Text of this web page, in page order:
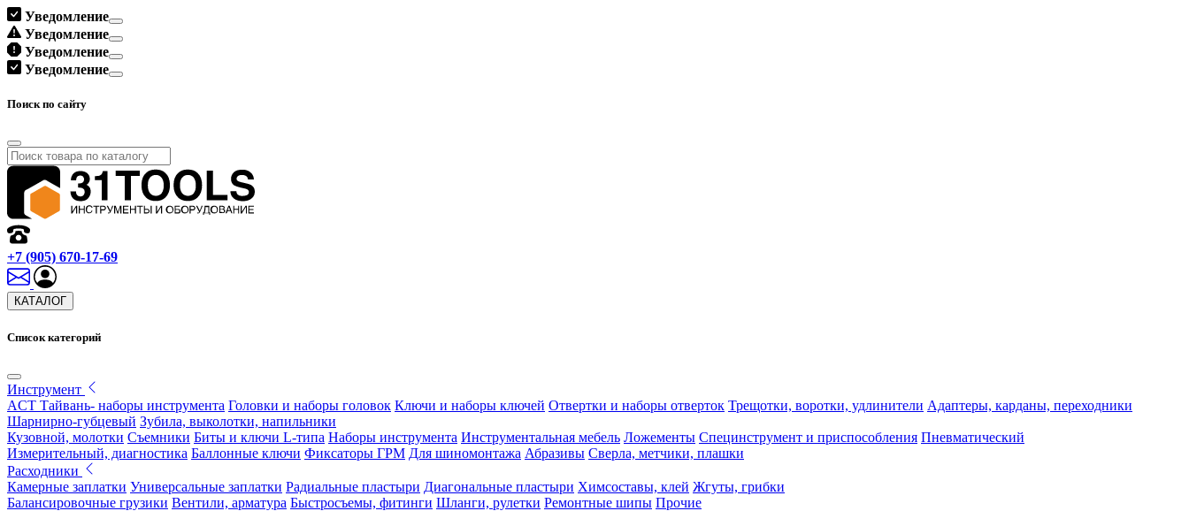
Уведомление
Уведомление
Уведомление
Уведомление
Поиск по сайту
+7 (905) 670-17-69
КАТАЛОГ
Список категорий
Инструмент
ACT Тайвань- наборы инструмента Головки и наборы головок Ключи и наборы ключей Отвертки и наборы отверток Трещотки, воротки, удлинители Адаптеры, карданы, переходники
Шарнирно-губцевый Зубила, выколотки, напильники
Кузовной, молотки Съемники Биты и ключи L-типа Наборы инструмента Инструментальная мебель Ложементы Специнструмент и приспособления Пневматический
Измерительный, диагностика Баллонные ключи Фиксаторы ГРМ Для шиномонтажа Абразивы Сверла, метчики, плашки
Расходники
Камерные заплатки Универсальные заплатки Радиальные пластыри Диагональные пластыри Химсоставы, клей Жгуты, грибки
Балансировочные грузики Вентили, арматура Быстросъемы, фитинги Шланги, рулетки Ремонтные шипы Прочие